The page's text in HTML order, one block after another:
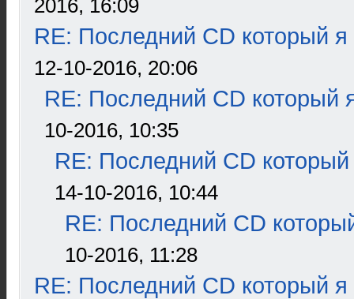
2016, 16:09
RE: Последний CD который я
12-10-2016, 20:06
RE: Последний CD который
10-2016, 10:35
RE: Последний CD который
14-10-2016, 10:44
RE: Последний CD
10-2016, 11:28
RE: Последний CD который я